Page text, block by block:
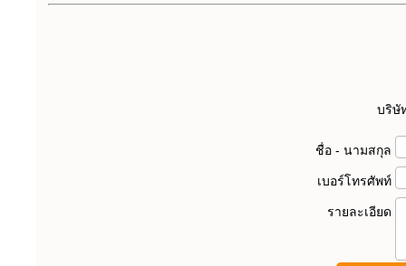
บริษั
ชื่อ - นามสกุล
เบอร์โทรศัพท์
รายละเอียด